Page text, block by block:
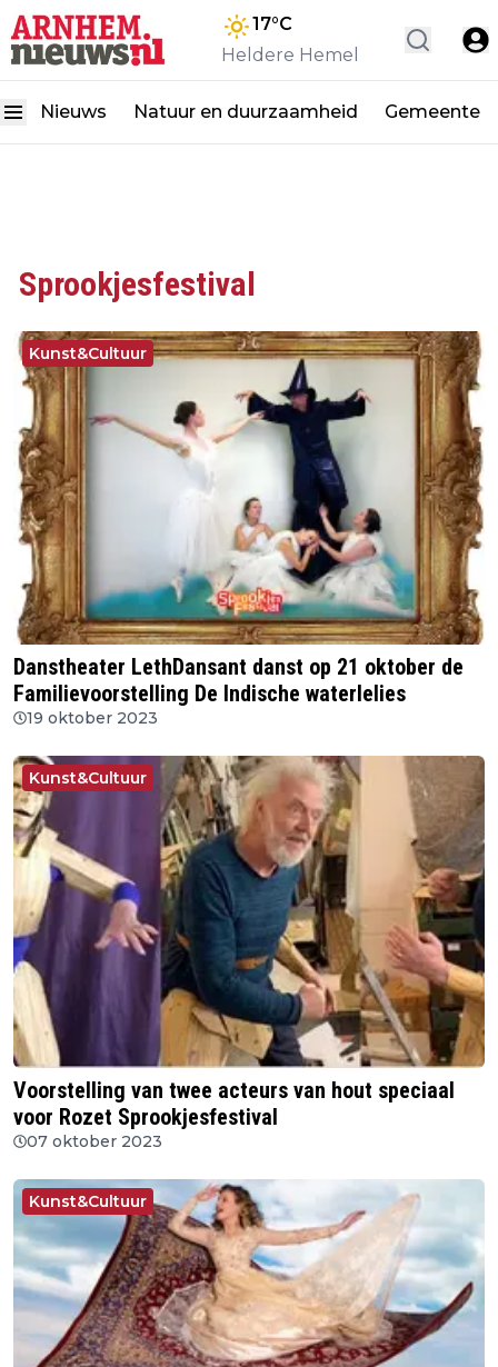
17°C
Heldere Hemel
Nieuws Natuur en duurzaamheid Gemeente
Sprookjesfestival
Kunst&Cultuur
Danstheater LethDansant danst op 21 oktober de
Familievoorstelling De Indische waterlelies
19 oktober 2023
Kunst&Cultuur
Voorstelling van twee acteurs van hout speciaal
voor Rozet Sprookjesfestival
07 oktober 2023
Kunst&Cultuur